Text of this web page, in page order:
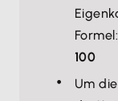
Formel:
100
Um